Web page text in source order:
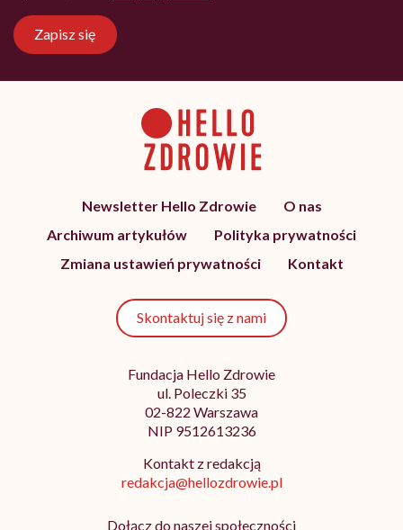
Zapisz się
Newsletter Hello Zdrowie
O nas
Archiwum artykułów
Polityka prywatności
Zmiana ustawień prywatności
Kontakt
Skontaktuj się z nami
Fundacja Hello Zdrowie
ul. Poleczki 35
02-822 Warszawa
NIP 9512613236
Kontakt z redakcją
redakcja@hellozdrowie.pl
Dołącz do naszej społeczności